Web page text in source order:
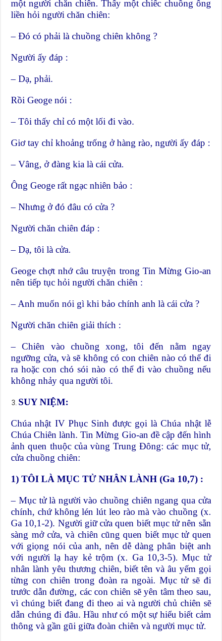
một người chăn chiên. Thấy một chiếc chuồng ông
liền hỏi người chăn chiên:
– Đó có phải là chuồng chiên không ?
Người ấy đáp :
– Dạ, phải.
Rồi Geoge nói :
– Tôi thấy chỉ có một lối đi vào.
Giơ tay chỉ khoảng trống ở hàng rào, người ấy đáp :
– Vâng, ở đàng kia là cái cửa.
Ông Geoge rất ngạc nhiên bảo :
– Nhưng ở đó đâu có cửa ?
Người chăn chiên đáp :
– Dạ, tôi là cửa.
Geoge chợt nhớ câu truyện trong Tin Mừng Gio-an
nên tiếp tục hỏi người chăn chiên :
– Anh muốn nói gì khi bảo chính anh là cái cửa ?
Người chăn chiên giải thích :
– Chiên vào chuồng xong, tôi đến nằm ngay
ngưỡng cửa, và sẽ không có con chiên nào có thể đi
ra hoặc con chó sói nào có thể đi vào chuồng nếu
không nhảy qua người tôi.
SUY NIỆM:
Chúa nhật IV Phục Sinh được gọi là Chúa nhật lễ
Chúa Chiên lành. Tin Mừng Gio-an đề cập đến hình
ảnh quen thuộc của vùng Trung Đông: các mục tử,
cửa chuồng chiên:
1) TÔI LÀ MỤC TỬ NHÂN LÀNH (Ga 10,7) :
– Mục tử là người vào chuồng chiên ngang qua cửa
chính, chứ không lén lút leo rào mà vào chuồng (x.
Ga 10,1-2). Người giữ cửa quen biết mục tử nên sẵn
sàng mở cửa, và chiên cũng quen biết mục tử quen
với giọng nói của anh, nên dễ dàng phân biệt anh
với người lạ hay kẻ trộm (x. Ga 10,3-5). Mục tử
nhân lành yêu thương chiên, biết tên và âu yếm gọi
từng con chiên trong đoàn ra ngoài. Mục tử sẽ đi
trước dẫn đường, các con chiên sẽ yên tâm theo sau,
vì chúng biết đang đi theo ai và người chủ chiên sẽ
dẫn chúng đi đâu. Hầu như có một sự hiểu biết cảm
thông và gần gũi giữa đoàn chiên và người mục tử.